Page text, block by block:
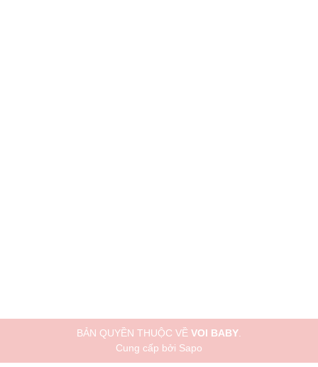
BẢN QUYỀN THUỘC VỀ VOI BABY
Cung cấp bởi Sapo